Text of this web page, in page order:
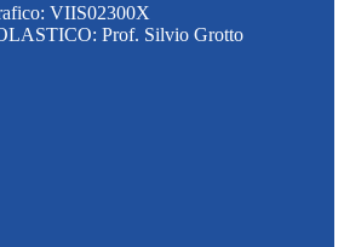
VIIS02300X
Prof. Silvio Grotto